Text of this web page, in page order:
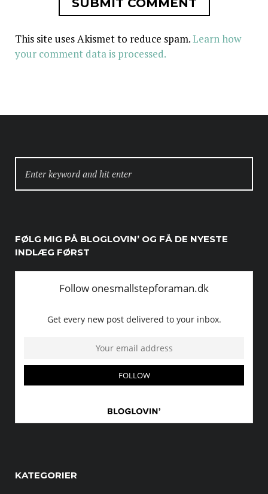
This site uses Akismet to reduce spam.Learn how
your comment data is processed.
FOR:
FØLG MIG PÅ BLOGLOVIN’ OG FÅ DE NYESTE
INDLÆG FØRST
KATEGORIER